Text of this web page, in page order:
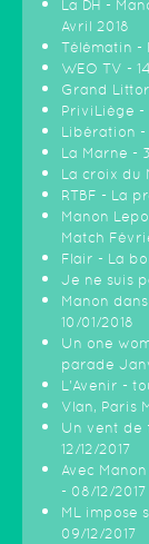
La DH -
Avril 2018
Télématin -
WEO TV -
Grand
PriviLiège -
Libération -
La Marne -
La croix du
RTBF - La
Manon
Match
Flair - La
Je ne suis
Manon
10/01/2018
Un one
parade
L'Avenir -
Vlan, Paris
Un vent de
12/12/2017
Avec
- 08/12/2017
ML impose
09/12/2017